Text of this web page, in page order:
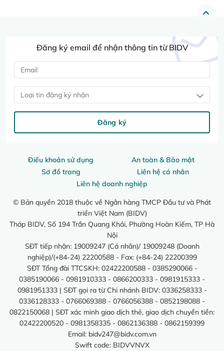
Điều khoản sử dụng
An toàn & Bảo mật
Sơ đồ trang
Liên hệ cá nhân
Liên hệ doanh nghiệp
© Bản quyền 2018 thuộc về Ngân hàng TMCP Đầu tư và Phát
triển Việt Nam (BIDV)
Tháp BIDV, Số 194 Trần Quang Khải, Phường Hoàn Kiếm, TP Hà
Nội
SĐT tiếp nhận: 19009247 (Cá nhân)/ 19009248 (Doanh
nghiệp)/(+84-24) 22200588 - Fax: (+84-24) 22200399
SĐT Tổng đài TTCSKH: 02422200588 - 0385290066 -
0385190066 - 0981910333 - 0866200333 - 0981915333 -
0981951333 | SĐT gọi ra từ Chi nhánh BIDV: 0336258333 -
0336128333 - 0766069388 - 0766056388 - 0852198088 -
0822150068 | SĐT xác minh giao dịch thẻ, giao dịch chuyển tiền:
02422200520 - 0981358335 - 0862136388 - 0862159399
Email: bidv247@bidv.com.vn
Swift code: BIDVVNVX
Đăng ký email để nhận thông tin từ BIDV
Loại tin đăng ký nhận
Đăng ký